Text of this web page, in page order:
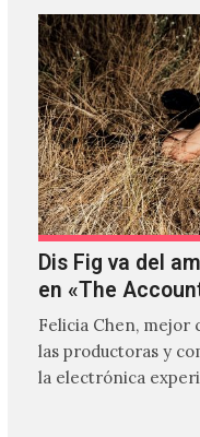
Dis Fig va del
en «The
Felicia Chen, mejor
las productoras y
la electrónica